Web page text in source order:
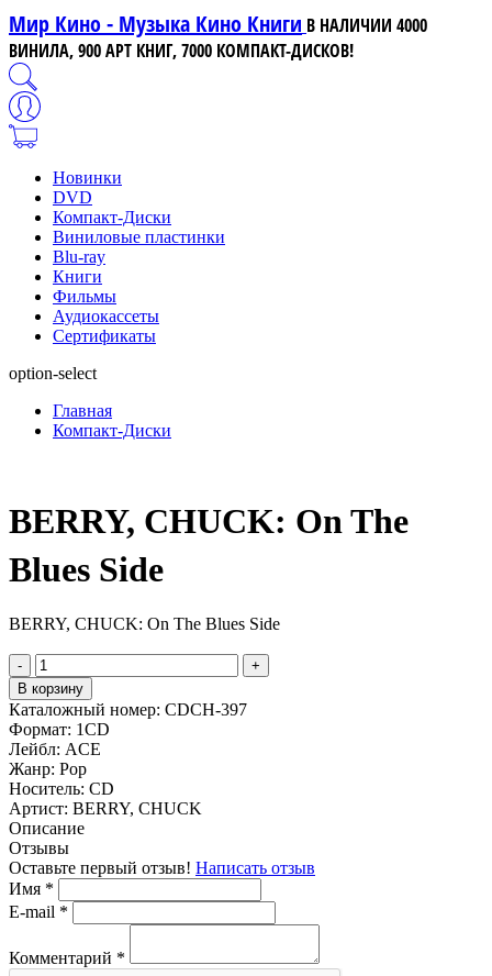
Мир Кино - Музыка Кино Книги В НАЛИЧИИ 4000
ВИНИЛА, 900 АРТ КНИГ, 7000 КОМПАКТ-ДИСКОВ!
Новинки
DVD
Компакт-Диски
Виниловые пластинки
Blu-ray
Книги
Фильмы
Аудиокассеты
Сертификаты
option-select
Главная
Компакт-Диски
BERRY, CHUCK: On The
Blues Side
BERRY, CHUCK: On The Blues Side
-
+
В корзину
Каталожный номер: CDCH-397
Формат: 1CD
Лейбл: ACE
Жанр: Pop
Носитель: CD
Артист: BERRY, CHUCK
Описание
Отзывы
Оставьте первый отзыв! Написать отзыв
Имя *
E-mail *
Комментарий *